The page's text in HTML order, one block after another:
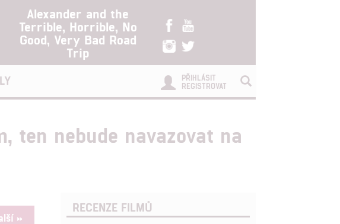
Alexander and the
Terrible, Horrible, No
Good, Very Bad Road
Trip
PŘIHLÁSIT
REGISTROVAT
ten nebude navazovat na
»
RECENZE FILMŮ